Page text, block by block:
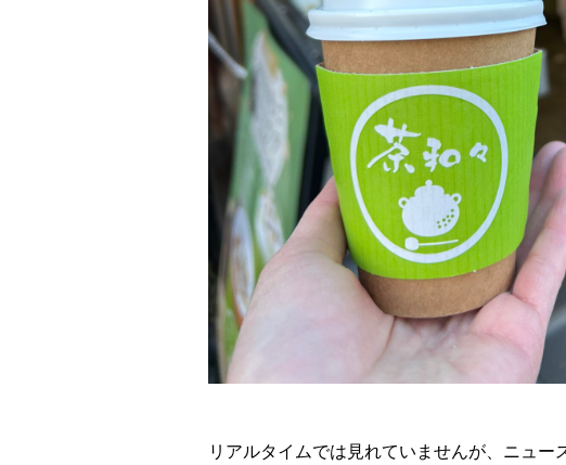
リアルタイムでは見れていませんが、ニュー